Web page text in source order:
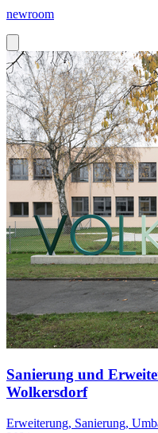
newroom
Sanierung und
Wolkersdorf
Erweiterung, Sanierung,